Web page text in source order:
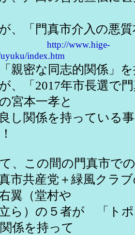
「門真市介入の悪質
http://www.hige-
index.htm
同志的関係」を
「2017年市長選で門
宮本一孝と
を持っている事を
この間の門真市での
党＋緑風クラブの
翼（堂村や
５者が 「トポス
係を持って